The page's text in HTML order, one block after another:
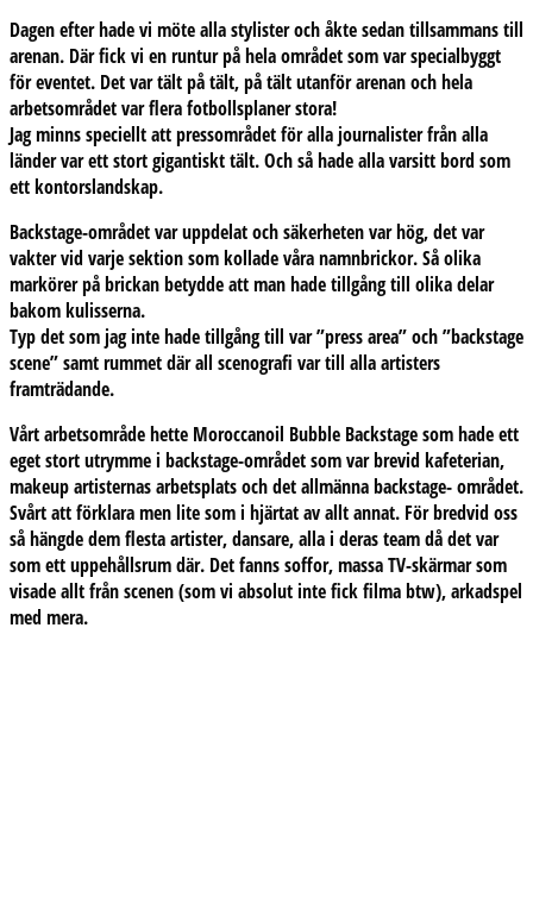
Dagen efter hade vi möte alla stylister och åkte sedan tillsammans till
arenan. Där fick vi en runtur på hela området som var specialbyggt
för eventet. Det var tält på tält, på tält utanför arenan och hela
arbetsområdet var flera fotbollsplaner stora!
Jag minns speciellt att pressområdet för alla journalister från alla
länder var ett stort gigantiskt tält. Och så hade alla varsitt bord som
ett kontorslandskap.
Backstage-området var uppdelat och säkerheten var hög, det var
vakter vid varje sektion som kollade våra namnbrickor. Så olika
markörer på brickan betydde att man hade tillgång till olika delar
bakom kulisserna.
Typ det som jag inte hade tillgång till var ”press area” och ”backstage
scene” samt rummet där all scenografi var till alla artisters
framträdande.
Vårt arbetsområde hette Moroccanoil Bubble Backstage som hade ett
eget stort utrymme i backstage-området som var brevid kafeterian,
makeup artisternas arbetsplats och det allmänna backstage- området.
Svårt att förklara men lite som i hjärtat av allt annat. För bredvid oss
så hängde dem flesta artister, dansare, alla i deras team då det var
som ett uppehållsrum där. Det fanns soffor, massa TV-skärmar som
visade allt från scenen (som vi absolut inte fick filma btw), arkadspel
med mera.